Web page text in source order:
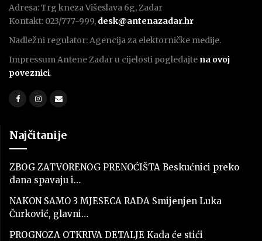
Adresa: Trg kneza Višeslava 6g, Zadar
Kontakt: 023/777-999, desk@antenazadar.hr
Nadležni regulator: Agencija za elektorničke medije.
Impressum Antene Zadar u cijelosti pogledajte na ovoj
poveznici.
Najčitanije
ZBOG ZATVORENOG PRENOĆIŠTA Beskućnici preko
dana spavaju i…
NAKON SAMO 3 MJESECA RADA Smijenjen Luka
Čurković, glavni…
PROGNOZA OTKRIVA DETALJE Kada će stići